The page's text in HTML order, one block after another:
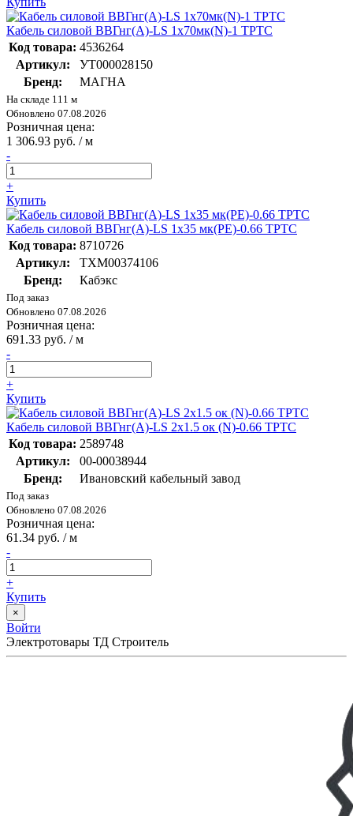
Кабель силовой ВВГнг(А)-LS 1х70мк(N)-1 ТРТС
Код товара: 4536264
Артикул:
УТ000028150
Бренд:
МАГНА
На складе 111 м
Обновлено 07.08.2026
Розничная цена:
1 306.93 руб. / м
-
+
Купить
Кабель силовой ВВГнг(А)-LS 1х35 мк(PE)-0.66 ТРТС
Код товара: 8710726
Артикул:
ТХМ00374106
Бренд:
Кабэкс
Под заказ
Обновлено 07.08.2026
Розничная цена:
691.33 руб. / м
-
+
Купить
Кабель силовой ВВГнг(А)-LS 2х1.5 ок (N)-0.66 ТРТС
Код товара: 2589748
Артикул:
00-00038944
Бренд:
Ивановский кабельный завод
Под заказ
Обновлено 07.08.2026
Розничная цена:
61.34 руб. / м
-
+
Купить
×
Войти
Электротовары ТД Строитель